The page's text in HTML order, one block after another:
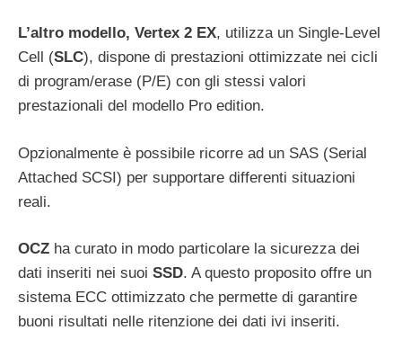
L’altro modello, Vertex 2 EX, utilizza un Single-Level
Cell (SLC), dispone di prestazioni ottimizzate nei cicli
di program/erase (P/E) con gli stessi valori
prestazionali del modello Pro edition.
Opzionalmente è possibile ricorre ad un SAS (Serial
Attached SCSI) per supportare differenti situazioni
reali.
OCZ ha curato in modo particolare la sicurezza dei
dati inseriti nei suoi SSD. A questo proposito offre un
sistema ECC ottimizzato che permette di garantire
buoni risultati nelle ritenzione dei dati ivi inseriti.